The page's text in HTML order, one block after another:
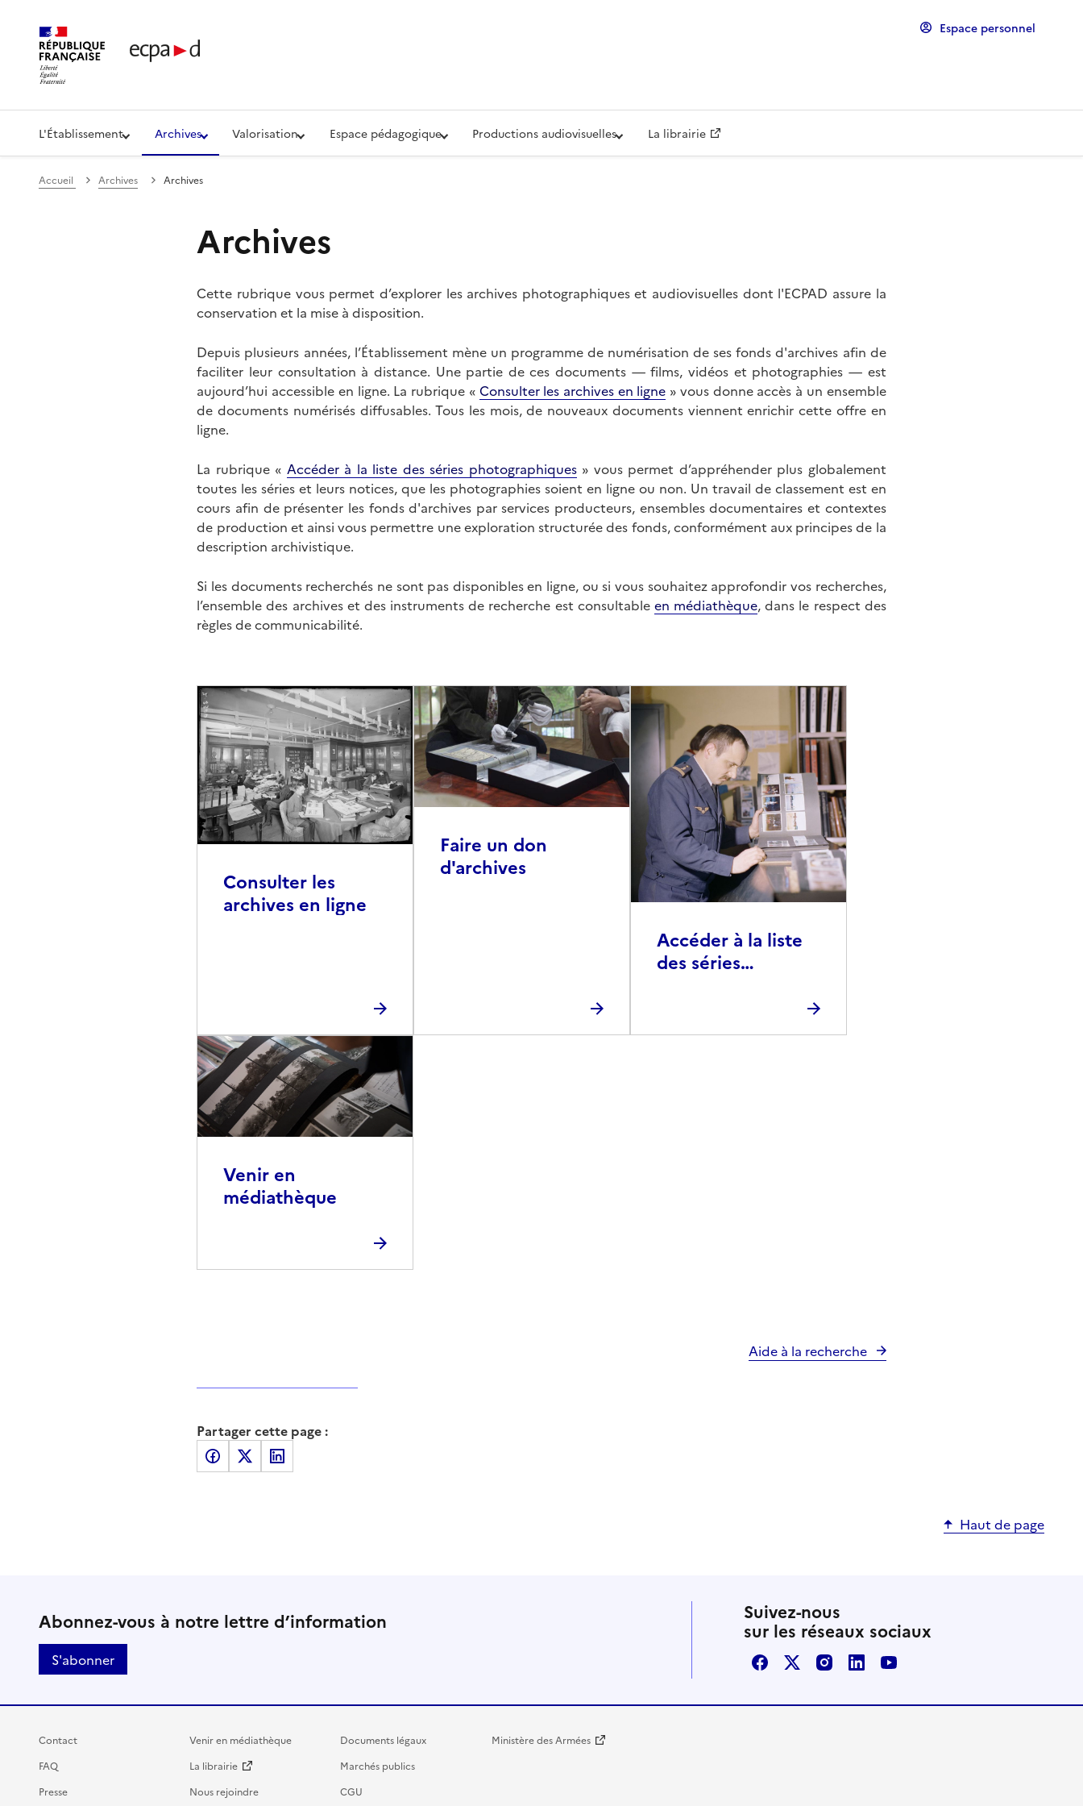
Établissement de communication et de production audiovisuelle de la Défense (ECPAD) Espace personnel
L'Établissement Archives Valorisation Espace pédagogique Productions audiovisuelles La librairie
Accueil Archives Archives
Archives
Cette rubrique vous permet d’explorer les archives photographiques et audiovisuelles dont l'ECPAD assure la
conservation et la mise à disposition.
Depuis plusieurs années, l’Établissement mène un programme de numérisation de ses fonds d'archives afin de
faciliter leur consultation à distance. Une partie de ces documents — films, vidéos et photographies — est
aujourd’hui accessible en ligne. La rubrique « Consulter les archives en ligne » vous donne accès à un ensemble
de documents numérisés diffusables. Tous les mois, de nouveaux documents viennent enrichir cette offre en
ligne.
La rubrique « Accéder à la liste des séries photographiques» vous permet d’appréhender plus globalement
toutes les séries et leurs notices, que les photographies soient en ligne ou non. Un travail de classement est en
cours afin de présenter les fonds d'archives par services producteurs, ensembles documentaires et contextes
de production et ainsi vous permettre une exploration structurée des fonds, conformément aux principes de la
description archivistique.
Si les documents recherchés ne sont pas disponibles en ligne, ou si vous souhaitez approfondir vos recherches,
l’ensemble des archives et des instruments de recherche est consultable en médiathèque, dans le respect des
règles de communicabilité.
Consulter les
archives en ligne
Faire un don
d'archives
Accéder à la liste
des séries
Venir en
médiathèque
Aide à la recherche
Partager cette page :
Partager sur Facebook
Partager sur XPartager sur LinkedIn
Haut de page
Abonnez-vous à notre lettre d’information
S'abonner
Suivez-nous
sur les réseaux sociaux
FacebookX / TwitterInstagram
LinkedInYoutube
Contact
FAQ
Presse
Venir en médiathèque
La librairie
Nous rejoindre
Documents légaux
Marchés publics
CGU
Ministère des Armées